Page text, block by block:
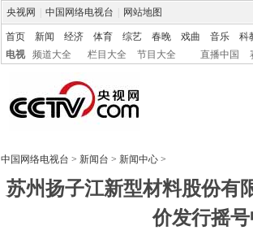
央视网 中国网络电视台 网站地图
首页 新闻 经济 体育 综艺 春晚 戏曲 音乐 科
电视
频道大全 栏目大全 节目大全 直播中国
中国网络电视台 > 新闻台 > 新闻中心 >
苏州扬子江新型材料股份有
价发行摇